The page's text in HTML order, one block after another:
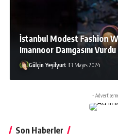
İstanbul Modest Fashion
Imannoor Damgasını Vurdu
Gülçin Yeşilyurt 13 Mayıs 2024
-
Son Haberler